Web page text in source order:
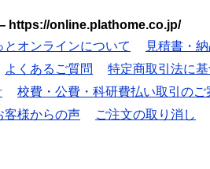
https://online.plathome.co.jp/
とオンラインについて
見積書・
よくあるご質問
特定商取引法に
校費・公費・科研費払い取引のご
客様からの声 ご注文の取り消し